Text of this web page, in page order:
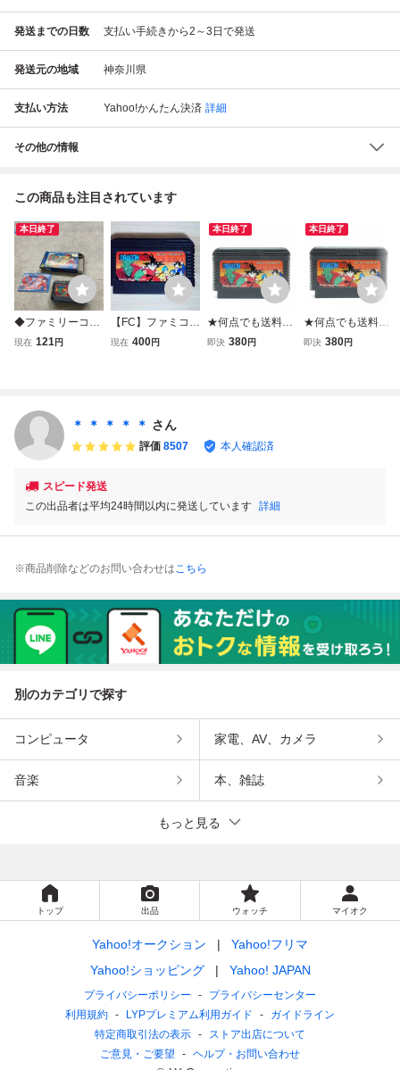
発送までの日数 支払い手続きから2～3日で発送
発送元の地域 神奈川県
支払い方法 Yahoo!かんたん決済 詳細
その他の情報
この商品も注目されています
本日終了
◆ファミリーコン
ピューター/ファミ
現在 121円
【FC】ファミコ
ン ドラゴンボー
現在 400円
本日終了
★何点でも送料１
８５円★ ドラゴン
即決 380円
本日終了
★何点でも送料１
８５円★ ドラゴン
即決 380円
＊ ＊ ＊ ＊ ＊ さん
評価 8507 本人確認済
スピード発送
この出品者は平均24時間以内に発送しています 詳細
※商品削除などのお問い合わせはこちら
別のカテゴリで探す
コンピュータ 家電、AV、カメラ
音楽 本、雑誌
もっと見る
トップ 出品 ウォッチ マイオク
Yahoo!オークション
Yahoo!フリマ
Yahoo!ショッピング
Yahoo! JAPAN
プライバシーポリシー
プライバシーセンター
利用規約
LYPプレミアム利用ガイド
ガイドライン
特定商取引法の表示
ストア出店について
ご意見・ご要望
ヘルプ・お問い合わせ